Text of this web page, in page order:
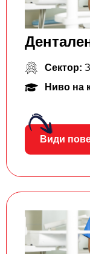
Сектор:
Ниво на
Види